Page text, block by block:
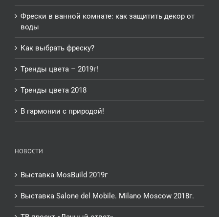
Фрески в ванной комнате: как защитить декор от
воды
Как выбрать фреску?
Тренды цвета – 2019г!
Тренды цвета 2018
В гармонии с природой!
НОВОСТИ
Выставка MosBuild 2019г
Выставка Salone del Mobile. Milano Moscow 2018г.